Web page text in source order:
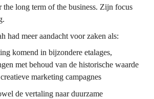
the long term of the business. Zijn focus
had meer aandacht voor zaken als:
komend in bijzondere etalages,
met behoud van de historische waarde
marketing campagnes
de vertaling naar duurzame